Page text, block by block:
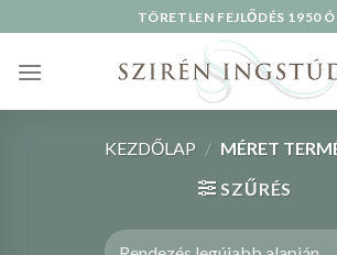
to
content
TÖRETLEN FEJLŐDÉS 1950
KEZDŐLAP / MÉRET
SZŰRÉS